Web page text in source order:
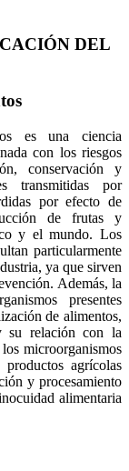
DEL
es una ciencia
con los riesgos
conservación y
transmitidas por
por efecto de
de frutas y
y el mundo. Los
particularmente
ya que sirven
Además, la
presentes
de alimentos,
su relación con la
microorganismos
agrícolas
y procesamiento
alimentaria